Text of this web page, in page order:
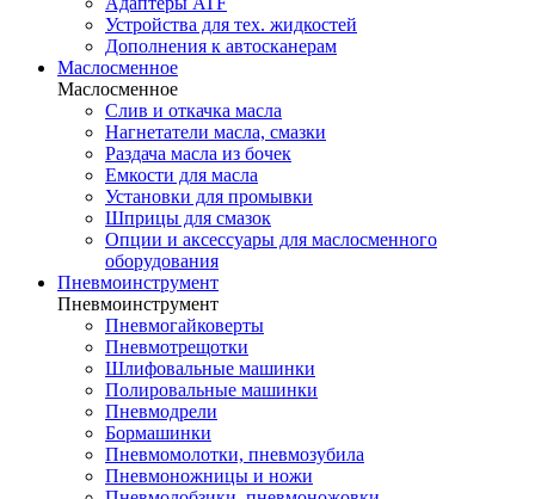
Устройства для тех. жидкостей
Дополнения к автосканерам
Маслосменное
Маслосменное
Слив и откачка масла
Нагнетатели масла, смазки
Раздача масла из бочек
Емкости для масла
Установки для промывки
Шприцы для смазок
Опции и аксессуары для маслосменного
оборудования
Пневмоинструмент
Пневмоинструмент
Пневмогайковерты
Пневмотрещотки
Шлифовальные машинки
Полировальные машинки
Пневмодрели
Бормашинки
Пневмомолотки, пневмозубила
Пневмоножницы и ножи